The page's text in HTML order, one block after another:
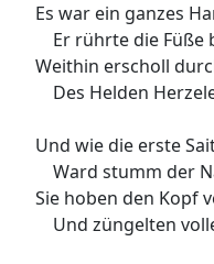
Es war ein ganzes
Er rührte die Füße
Weithin erscholl
Des Helden
Und wie die erste
Ward stumm der
Sie hoben den Kopf
Und züngelten